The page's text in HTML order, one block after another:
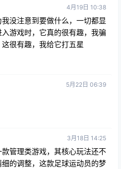
4月19日 10:38
没注意到要做什么，一切都显
游戏时，它真的很有趣，我骗
很有趣，我给它打五星
5月22日 06:39
3月18日 14:25
管理类游戏，其核心玩法还不
的调整，这款足球运动员的梦